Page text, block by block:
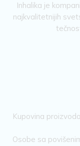
Inhalika je
najkvalitetnijih
Kupovina
Osobe sa